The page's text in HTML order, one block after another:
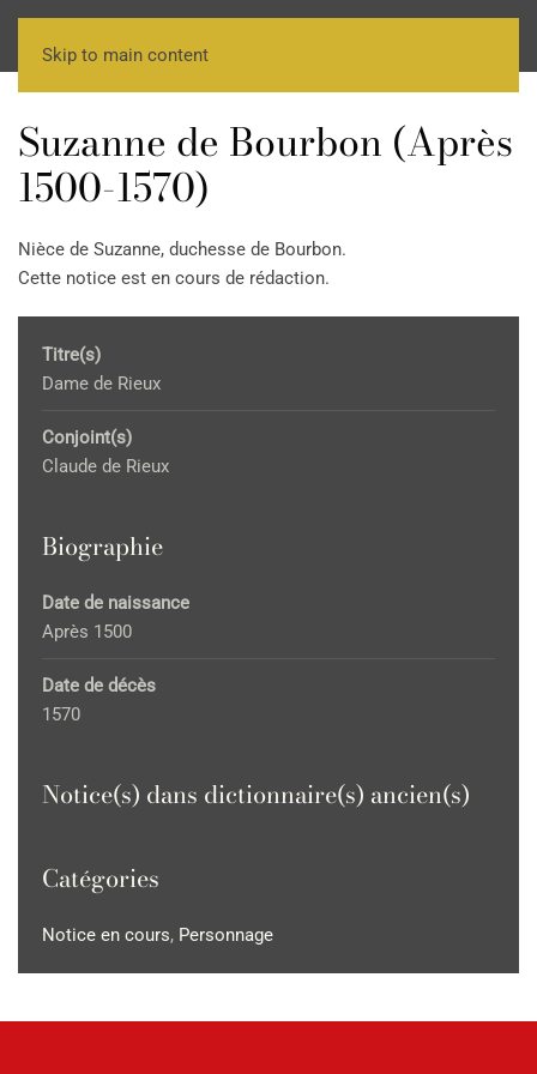
Skip to main content
Suzanne de Bourbon (Après
1500-1570)
Nièce de Suzanne, duchesse de Bourbon.
Cette notice est en cours de rédaction.
Titre(s)
Dame de Rieux
Conjoint(s)
Claude de Rieux
Biographie
Date de naissance
Après 1500
Date de décès
1570
Notice(s) dans dictionnaire(s) ancien(s)
Catégories
Notice en cours, Personnage